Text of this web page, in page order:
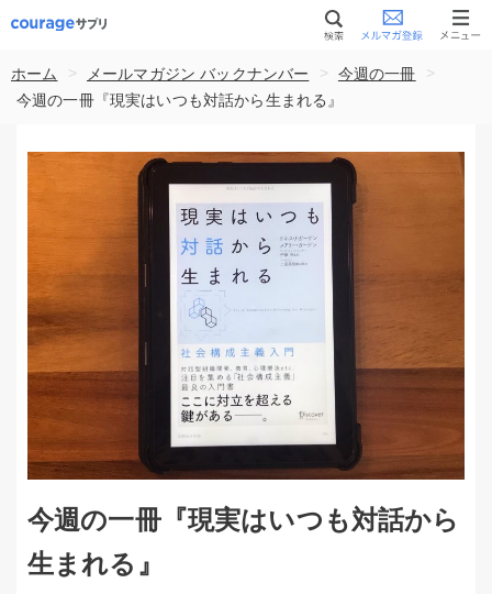
ホーム > メールマガジン バックナンバー > 今週の一冊
>
今週の一冊『現実はいつも対話から生まれる』
今週の一冊『現実はいつも対話から
生まれる』